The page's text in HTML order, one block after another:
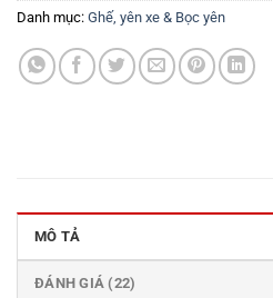
Danh mục: Ghế, yên xe & Bọc yên
MÔ TẢ
ĐÁNH GIÁ (22)